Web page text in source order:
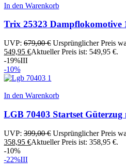
In den Warenkorb
Trix 25323 Dampflokomotive
UVP: 679,00€ Ursprünglicher Preis
549,95 €Aktueller Preis ist: 549,95 €.
-19%III
-10%
In den Warenkorb
LGB 70403 Startset
UVP: 399,00€ Ursprünglicher Preis
358,95 €Aktueller Preis ist: 358,95 €.
-10%
-22%III